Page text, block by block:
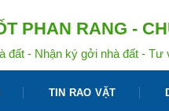
PHAN RANG -
đất - Nhận ký gởi nhà đất - Tư
TIN RAO VẶT